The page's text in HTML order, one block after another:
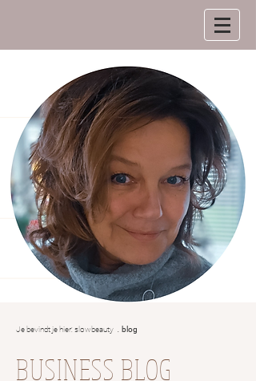
Je bevindt je hier: slowbeauty blog
BUSINESS BLOG